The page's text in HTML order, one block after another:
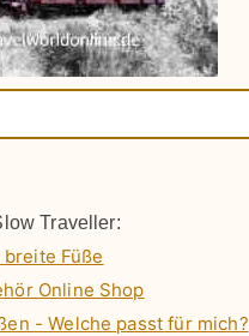
Traveller:
Füße
Online Shop
- Welche passt für mich?